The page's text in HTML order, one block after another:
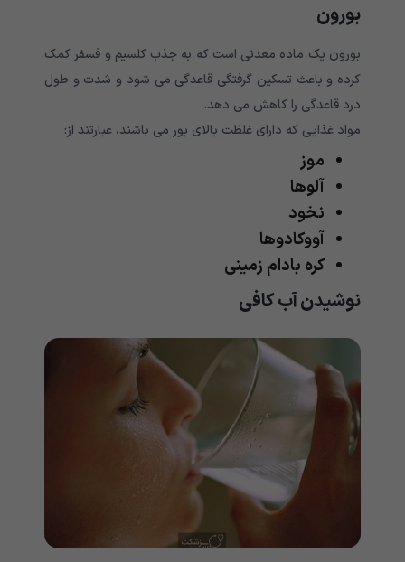
بورون
بورون یک ماده معدنی است که به جذب کلسیم و فسفر کمک
کرده و باعث تسکین گرفتگی قاعدگی می شود و شدت و طول
درد قاعدگی را کاهش می دهد.
مواد غذایی که دارای غلظت بالای بور می باشند، عبارتند از:
موز
آلوها
نخود
آووکادوها
کره بادام زمینی
نوشیدن آب کافی